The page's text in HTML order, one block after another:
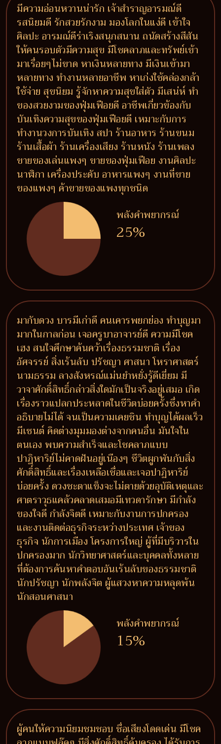
มีความอ่อนหวานน่ารัก เจ้าสำราญอารมณ์ดี
รสนิยมดี รักสวยรักงาม มองโลกในแง่ดี เข้าใจ
ศิลปะ อารมณ์ดีร่าเริงสนุกสนาน ถนัดสร้างสีสัน
ให้คนรอบตัวมีความสุข มีโชคลาภและทรัพย์เข้า
มาเรื่อยๆไม่ขาด หาเงินหลายทาง มีเงินเข้ามา
หลายทาง ทำงานหลายอาชีพ หาเก่งใช้คล่องกล้า
ใช้จ่าย สุขนิยม รู้จักหาความสุขใส่ตัว มีเสน่ห์ ทำ
ของสวยงามของฟุ่มเฟือยดี อาชีพเกี่ยวข้องกับ
บันเทิงความสุขของฟุ่มเฟือยดี เหมาะกับการ
ทำงานวงการบันเทิง สปา ร้านอาหาร ร้านขนม
ร้านเสื้อผ้า ร้านเครื่องเสียง ร้านหนัง ร้านเพลง
ขายของเล่นแพงๆ ขายของฟุ่มเฟือย งานศิลปะ
นาฬิกา เครื่องประดับ อาหารแพงๆ งานที่ขาย
ของแพงๆ ค้าขายของแพงทุกชนิด
พลังคำพยากรณ์
25%
มากับดวง บารมีเก่าดี คนเคารพยกย่อง ทำบุญมา
มากในกาลก่อน เจอครูบาอาจารย์ดี ความมีโชค
เฮง สนใจศึกษาค้นคว้าเรื่องธรรมชาติ เรื่อง
อัศจรรย์ สิ่งเร้นลับ ปรัชญา ศาสนา โหราศาสตร์
นามธรรม ลางสังหรณ์แม่นยำหยั่งรู้ดีเยี่ยม มี
วาจาศักดิ์สิทธิ์กล่าวสิ่งใดมักเป็นจริงอยู่เสมอ เกิด
เรื่องราวแปลกประหลาดในชีวิตบ่อยครั้งซึ่งหาคำ
อธิบายไม่ได้ จนเป็นความเคยชิน ทำบุญได้ผลเร็ว
มีเซนต์ คิดต่างมุมมองต่างจากคนอื่น มันใจใน
ตนเอง พบความสำเร็จและโชคลาภแบบ
ปาฏิหาริย์ไม่คาดฝันอยู่เนืองๆ ชีวิตผูกพันกับสิ่ง
ศักดิ์สิทธิ์และเรื่องเหลือเชื่อและเจอปาฏิหาริย์
บ่อยครั้ง ดวงชะตาแข็งจะไม่ตายด้วยอุบัติเหตุและ
ศาตราวุธแคล้วคลาดเสมอมีเทวดารักษา มีกำลัง
ของใจดี กำลังจิตดี เหมาะกับงานการปกครอง
และงานติดต่อธุรกิจระหว่างประเทศ เจ้าของ
ธุรกิจ นักการเมือง โครงการใหญ่ ผู้ที่มีบริวารใน
ปกครองมาก นักวิทยาศาสตร์และบุคคลทั้งหลาย
ที่ต้องการค้นหาคำตอบอันเร้นลับของธรรมชาติ
นักปรัชญา นักพลังจิต ผู้แสวงหาความหลุดพ้น
นักสอนศาสนา
พลังคำพยากรณ์
15%
ผู้คนให้ความนิยมชมชอบ ชื่อเสียงโดดเด่น มีโชค